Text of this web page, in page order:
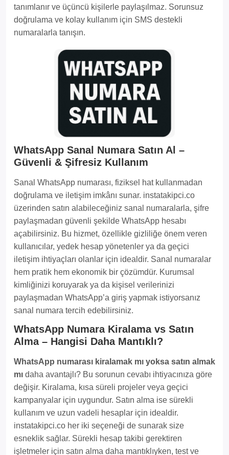
tanımlanır ve üçüncü kişilerle paylaşılmaz. Sorunsuz
doğrulama ve kolay kullanım için SMS destekli
numaralarla tanışın.
WhatsApp Sanal Numara Satın Al –
Güvenli & Şifresiz Kullanım
Sanal WhatsApp numarası, fiziksel hat kullanmadan
doğrulama ve iletişim imkânı sunar. instatakipci.co
üzerinden satın alabileceğiniz sanal numaralarla, şifre
paylaşmadan güvenli şekilde WhatsApp hesabı
açabilirsiniz. Bu hizmet, özellikle gizliliğe önem veren
kullanıcılar, yedek hesap yönetenler ya da geçici
iletişim ihtiyaçları olanlar için idealdir. Sanal numaralar
hem pratik hem ekonomik bir çözümdür. Kurumsal
kimliğinizi koruyarak ya da kişisel verilerinizi
paylaşmadan WhatsApp’a giriş yapmak istiyorsanız
sanal numara tercih edebilirsiniz.
WhatsApp Numara Kiralama vs Satın
Alma – Hangisi Daha Mantıklı?
WhatsApp numarası kiralamak mı yoksa satın almak
mı daha avantajlı? Bu sorunun cevabı ihtiyacınıza göre
değişir. Kiralama, kısa süreli projeler veya geçici
kampanyalar için uygundur. Satın alma ise sürekli
kullanım ve uzun vadeli hesaplar için idealdir.
instatakipci.co her iki seçeneği de sunarak size
esneklik sağlar. Sürekli hesap takibi gerektiren
işletmeler için satın alma daha mantıklıyken, test ve